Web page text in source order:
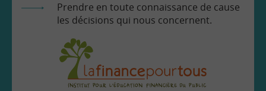
Prendre en toute connaissance de cause
les décisions qui nous concernent.